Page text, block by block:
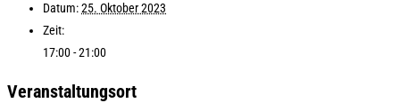
Datum:25. Oktober 2023
Zeit:
17:00 - 21:00
Veranstaltungsort